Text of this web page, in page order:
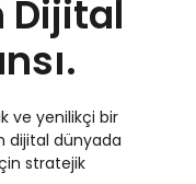
Dijital
ve yenilikçi bir
dijital dünyada
stratejik